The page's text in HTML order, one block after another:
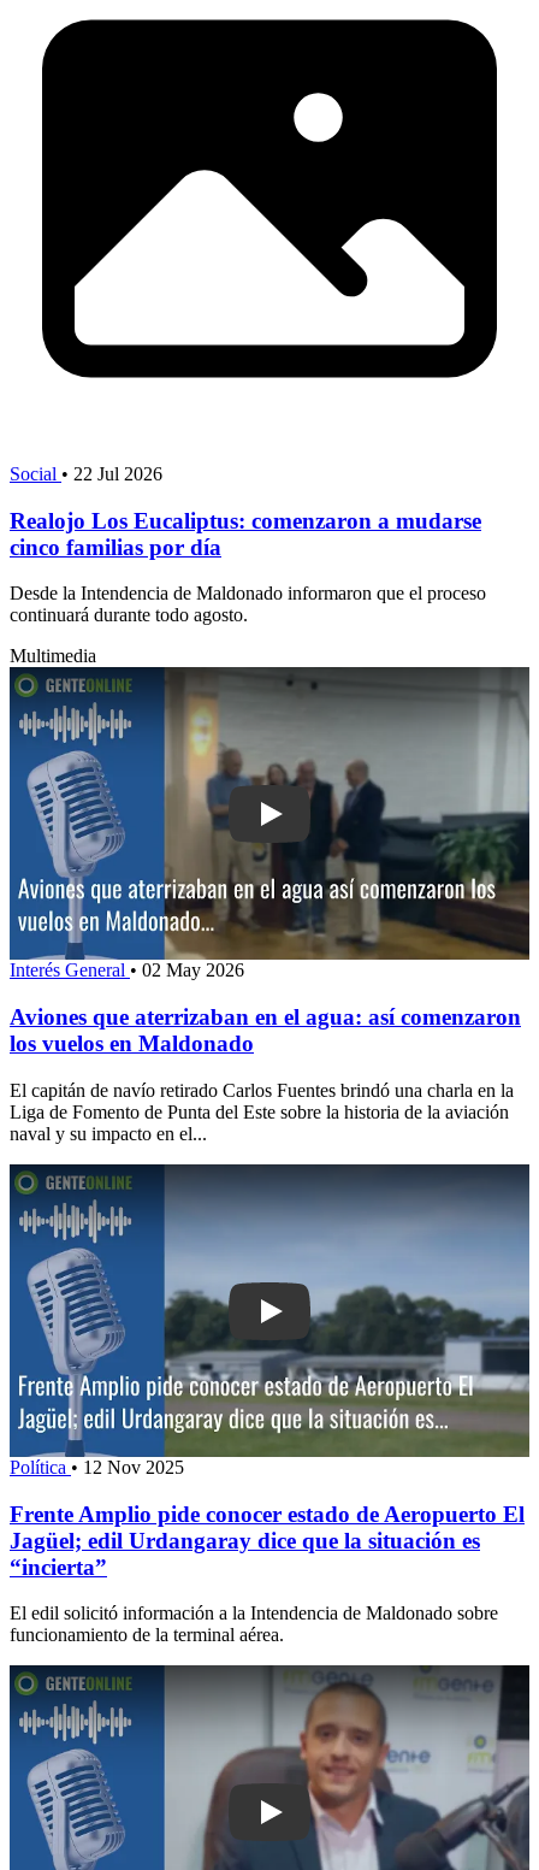
Social • 22 Jul 2026
Realojo Los Eucaliptus: comenzaron a mudarse
cinco familias por día
Desde la Intendencia de Maldonado informaron que el proceso
continuará durante todo agosto.
Multimedia
Play: Aviones que aterrizaban en el
Interés General • 02 May 2026
Aviones que aterrizaban en el agua: así comenzaron
los vuelos en Maldonado
El capitán de navío retirado Carlos Fuentes brindó una charla en la
Liga de Fomento de Punta del Este sobre la historia de la aviación
naval y su impacto en el...
Play: Frente Amplio pide conocer
Política • 12 Nov 2025
Frente Amplio pide conocer estado de Aeropuerto El
Jagüel; edil Urdangaray dice que la situación es
“incierta”
El edil solicitó información a la Intendencia de Maldonado sobre
funcionamiento de la terminal aérea.
Play: Aeropuerto de Laguna del